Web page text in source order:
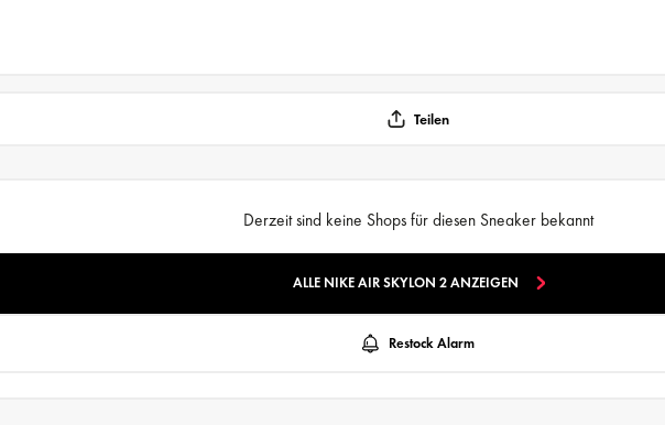
Teilen
Derzeit sind keine Shops für diesen Sneaker bekannt
ALLE NIKE AIR SKYLON 2 ANZEIGEN
Restock Alarm